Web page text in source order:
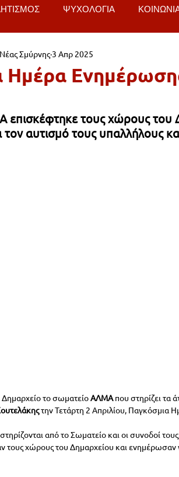
ΨΥΧΟΛΟΓΙΑ
& ΑΠΟΨΕΙΣ
Ημέρα
Σμύρνης 3 Απρ 2025
τους χώρους του
τον αυτισμό τους υπαλλήλους
το σωματείο ΑΛΜΑ που στηρίζει τα
την Τετάρτη 2 Απριλίου, Παγκόσμια
από το Σωματείο και οι συνοδοί τους,
τους χώρους του Δημαρχείου και ενημέρωσαν